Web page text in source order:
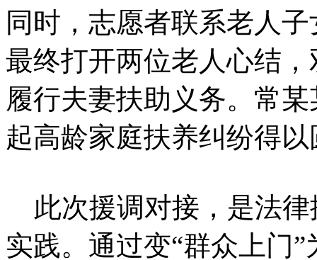
同时，志愿者联系老人
最终打开两位老人心结
履行夫妻扶助义务。常
起高龄家庭扶养纠纷得
此次援调对接，是法律
实践。通过变“群众上门